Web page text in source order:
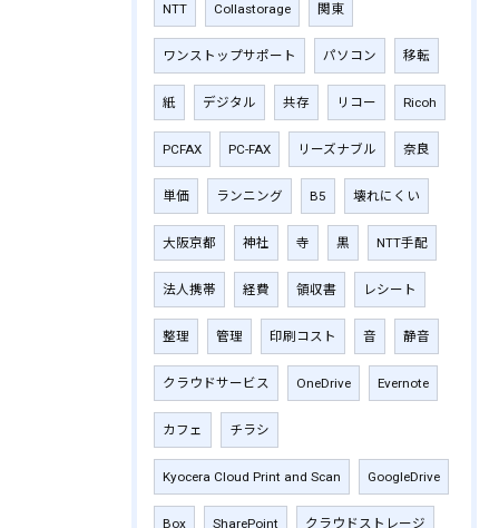
NTT Collastorage 関東
ワンストップサポート パソコン 移転
紙 デジタル 共存 リコー Ricoh
PCFAX PC-FAX リーズナブル 奈良
単価 ランニング B5 壊れにくい
大阪京都 神社 寺 黒 NTT手配
法人携帯 経費 領収書 レシート
整理 管理 印刷コスト 音 静音
クラウドサービス OneDrive Evernote
カフェ チラシ
Kyocera Cloud Print and Scan GoogleDrive
Box SharePoint クラウドストレージ